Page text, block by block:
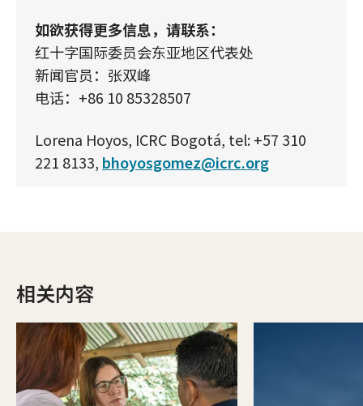
如欲获得更多信息，请联系：
红十字国际委员会东亚地区代表处
新闻官员：张双峰
电话：+86 10 85328507
Lorena Hoyos, ICRC Bogotá, tel: +57 310
221 8133, bhoyosgomez@icrc.org
相关内容